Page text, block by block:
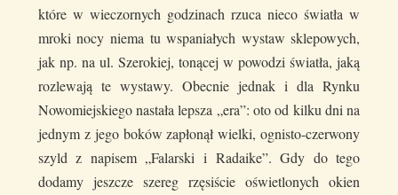
które w wieczornych godzinach rzuca nieco światła w
mroki nocy niema tu wspaniałych wystaw sklepowych,
jak np. na ul. Szerokiej, tonącej w powodzi światła, jaką
rozlewają te wystawy. Obecnie jednak i dla Rynku
Nowomiejskiego nastała lepsza „era”: oto od kilku dni na
jednym z jego boków zapłonął wielki, ognisto-czerwony
szyld z napisem „Falarski i Radaike”. Gdy do tego
dodamy jeszcze szereg rzęsiście oświetlonych okien